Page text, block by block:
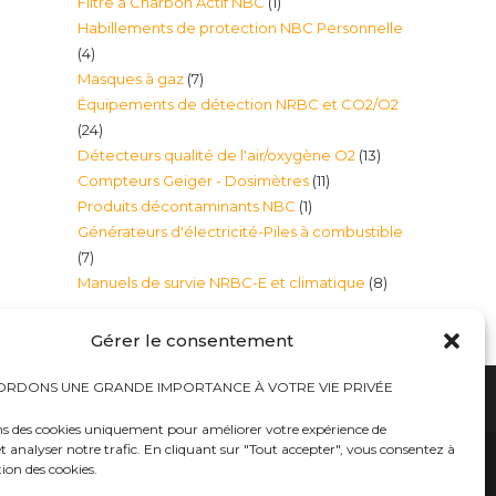
Gérer le consentement
UNE GRANDE IMPORTANCE À VOTRE VIE PRIVÉE
des cookies uniquement pour améliorer votre expérience de
analyser notre trafic. En cliquant sur "Tout accepter", vous consentez à
des cookies.
produit
Habillements de protection NBC Personnelle
44
produits
Masques à gaz 77
produits
Équipements de détection NRBC et CO2/O2
2424
produits
Détecteurs qualité de l'air/oxygène O2 1313
Compteurs Geiger - Dosimètres 1111
Produits décontaminants NBC 11
produit
Générateurs d'électricité-Piles à combustible
77
produits
Manuels de survie NRBC-E et climatique 88
Bureaux tables bunkers NRBC-E
médicales